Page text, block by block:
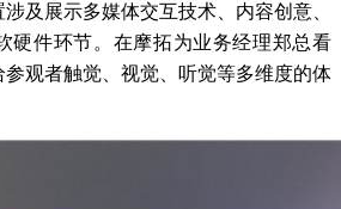
及展示多媒体交互技术、内容创意、
硬件环节。在摩拓为业务经理郑总看
观者触觉、视觉、听觉等多维度的体